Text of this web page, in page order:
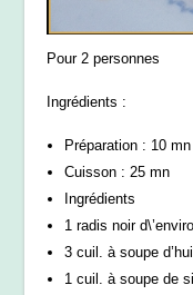
Pour 2 personnes
Ingrédients :
Préparation : 10 mn
Cuisson : 25 mn
Ingrédients
1 radis noir
3 cuil. à soupe
1 cuil. à soupe de